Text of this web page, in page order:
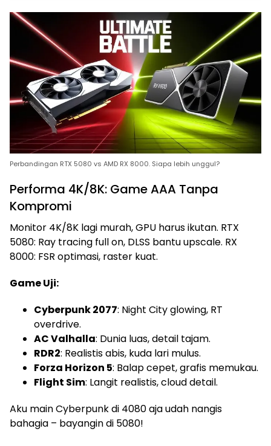
Perbandingan RTX 5080 vs AMD RX 8000. Siapa lebih unggul?
Performa 4K/8K: Game AAA Tanpa
Kompromi
Monitor 4K/8K lagi murah, GPU harus ikutan. RTX
5080: Ray tracing full on, DLSS bantu upscale. RX
8000: FSR optimasi, raster kuat.
Game Uji:
Cyberpunk 2077: Night City glowing, RT
overdrive.
AC Valhalla: Dunia luas, detail tajam.
RDR2: Realistis abis, kuda lari mulus.
Forza Horizon 5: Balap cepet, grafis memukau.
Flight Sim: Langit realistis, cloud detail.
Aku main Cyberpunk di 4080 aja udah nangis
bahagia – bayangin di 5080!